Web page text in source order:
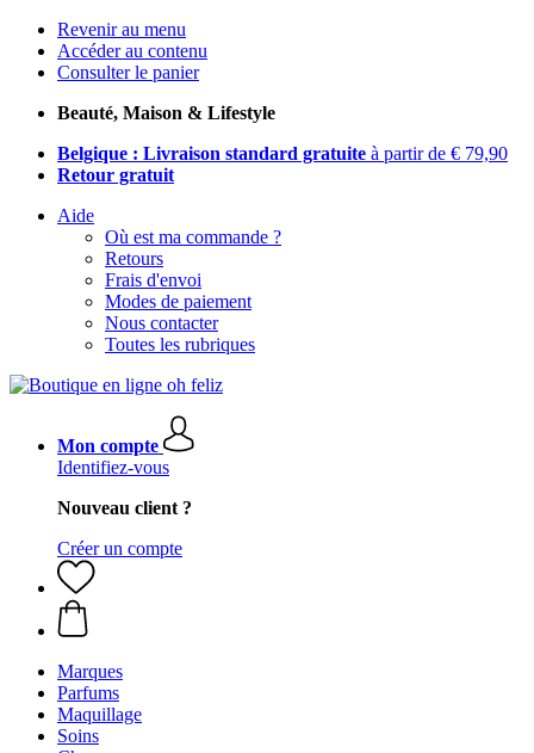
Revenir au menu
Accéder au contenu
Consulter le panier
Beauté, Maison & Lifestyle
Belgique : Livraison standard gratuite à partir de € 79,90
Retour gratuit
Aide
Où est ma commande ?
Retours
Frais d'envoi
Modes de paiement
Nous contacter
Toutes les rubriques
Mon compte
Identifiez-vous
Nouveau client ?
Créer un compte
Marques
Parfums
Maquillage
Soins